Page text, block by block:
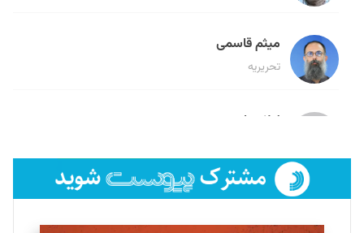
میثم قاسمی
تحریریه
لیلا حنارود
فائزه فتحی رستمی
تحریریه